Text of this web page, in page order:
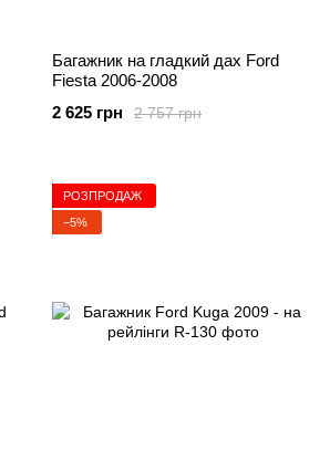
Багажник на гладкий дах Ford
Fiesta 2006-2008
2 757 грн
2 625 грн
РОЗПРОДАЖ
−5%